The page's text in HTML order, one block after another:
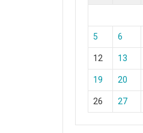
5 6
12 13
19 20
26 27